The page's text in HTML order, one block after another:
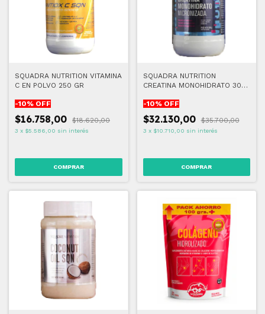
SQUADRA NUTRITION VITAMINA
C EN POLVO 250 GR
-10% OFF
$16.758,00 $18.620,00
3 x $5.586,00 sin interés
SQUADRA NUTRITION
CREATINA MONOHIDRATO 300
-10% OFF
$32.130,00 $35.700,00
3 x $10.710,00 sin interés